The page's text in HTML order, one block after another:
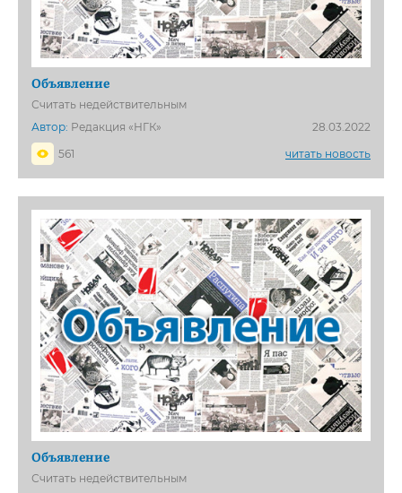
Объявление
Считать недействительным
Автор: Редакция «НГК»
28.03.2022
561
читать новость
Объявление
Считать недействительным